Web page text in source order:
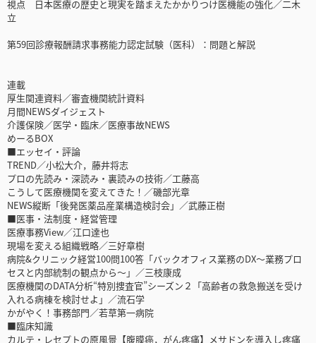
視点 日本医療の歴史と現実を踏まえたかかりつけ医機能の強化／二木
立
第59回診療報酬請求事務能力認定試験（医科）：問題と解説
連載
厚生関連資料／審査機関統計資料
月間NEWSダイジェスト
介護保険／医学・臨床／医療事故NEWS
めーるBOX
■エッセイ・評論
TREND／小松大介，藤井将志
プロの先読み・深読み・裏読みの技術／工藤高
こうして医療機関を変えてきた！／磯部光章
NEWS縦断「後発医薬品産業構造検討会」／武藤正樹
■医事・法制度・経営管理
医療事務View／江口達也
現場を変える組織戦略／三好章樹
病院&クリニック経営100問100答「バックオフィス業務のDX～業務プロ
セスと内部統制の観点から～」／三枝康成
医療機関のDATA分析“特別捜査官”シーズン２「高齢者の救急搬送を受け
入れる病棟を検討せよ」／流石学
かがやく！事務部門／若草第一病院
■臨床知識
カルテ・レセプトの原風景【腹膜癌，がん疼痛】メサドンを導入し疼痛